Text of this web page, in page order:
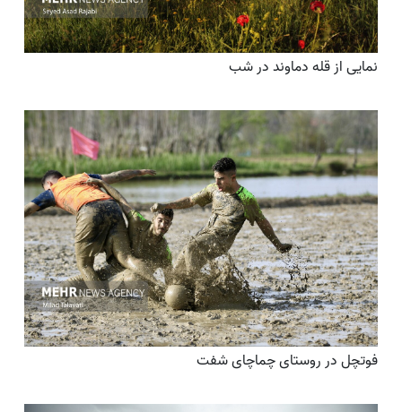
نمایی از قله دماوند در شب
فوتچل در روستای چماچای شفت